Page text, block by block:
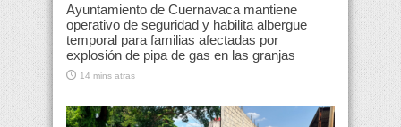
Ayuntamiento de Cuernavaca mantiene
operativo de seguridad y habilita albergue
temporal para familias afectadas por
explosión de pipa de gas en las granjas
14 mins atras